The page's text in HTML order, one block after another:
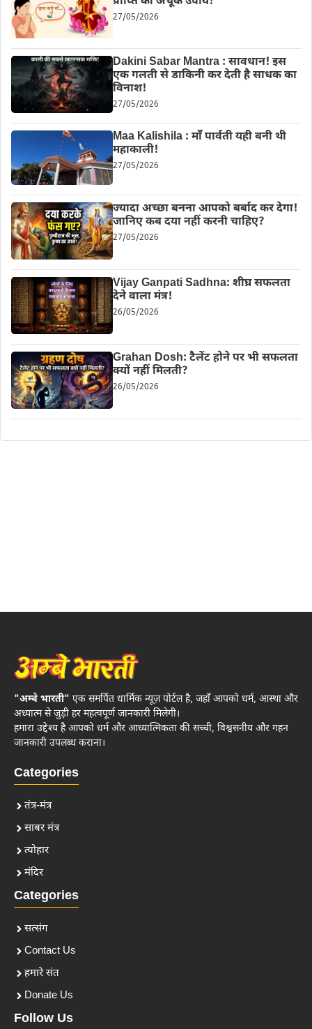
27/05/2026
Dakini Sabar Mantra : सावधान! इस
एक गलती से डाकिनी कर देती है साधक का
विनाश!
27/05/2026
Maa Kalishila : माँ पार्वती यही बनी थी
महाकाली!
27/05/2026
ज्यादा अच्छा बनना आपको बर्बाद कर देगा!
जानिए कब दया नहीं करनी चाहिए?
27/05/2026
Vijay Ganpati Sadhna: शीघ्र सफलता
देने वाला मंत्र!
26/05/2026
Grahan Dosh: टैलेंट होने पर भी सफलता
क्यों नहीं मिलती?
26/05/2026
"अम्बे भारती" एक समर्पित धार्मिक न्यूज़ पोर्टल है, जहाँ आपको धर्म, आस्था और
अध्यात्म से जुड़ी हर महत्वपूर्ण जानकारी मिलेगी।
हमारा उद्देश्य है आपको धर्म और आध्यात्मिकता की सच्ची, विश्वसनीय और गहन
जानकारी उपलब्ध कराना।
Categories
तंत्र-मंत्र
साबर मंत्र
त्योहार
मंदिर
Categories
सत्संग
Contact Us
हमारे संत
Donate Us
Follow Us